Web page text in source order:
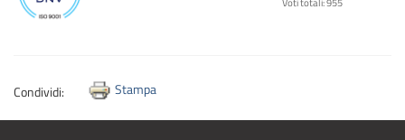
Condividi: Stampa